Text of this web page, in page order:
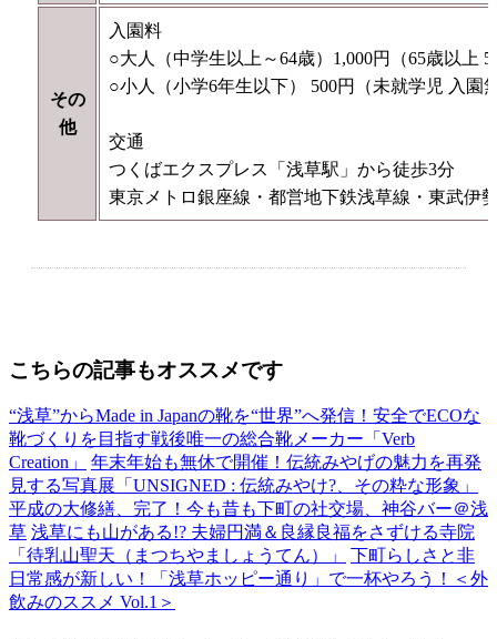
その
他
入園料
○大人（中学生以上～64歳）1,000円（65歳以上
○小人（小学6年生以下） 500円（未就学児 入園
交通
つくばエクスプレス「浅草駅」から徒歩3分
東京メトロ銀座線・都営地下鉄浅草線・東武伊
こちらの記事もオススメです
“浅草”からMade in Japanの靴を“世界”へ発信！安全でECOな
靴づくりを目指す戦後唯一の総合靴メーカー「Verb
Creation」
年末年始も無休で開催！伝統みやげの魅力を再発
見する写真展「UNSIGNED : 伝統みやけ?、その粋な形象」
平成の大修繕、完了！今も昔も下町の社交場、神谷バー＠浅
草 浅草にも山がある!? 夫婦円満＆良縁良福をさずける寺院
「待乳山聖天（まつちやましょうてん）」
下町らしさと非
日常感が新しい！「浅草ホッピー通り」で一杯やろう！＜外
飲みのススメ Vol.1＞